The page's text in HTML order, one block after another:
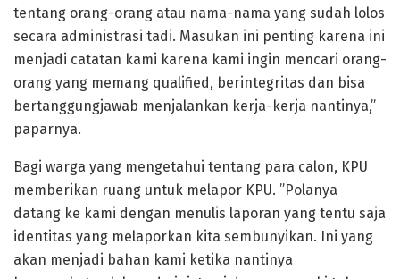
tentang orang-orang atau nama-nama yang sudah lolos
secara administrasi tadi. Masukan ini penting karena ini
menjadi catatan kami karena kami ingin mencari orang-
orang yang memang qualified, berintegritas dan bisa
bertanggungjawab menjalankan kerja-kerja nantinya,”
paparnya.
Bagi warga yang mengetahui tentang para calon, KPU
memberikan ruang untuk melapor KPU. ”Polanya
datang ke kami dengan menulis laporan yang tentu saja
identitas yang melaporkan kita sembunyikan. Ini yang
akan menjadi bahan kami ketika nantinya